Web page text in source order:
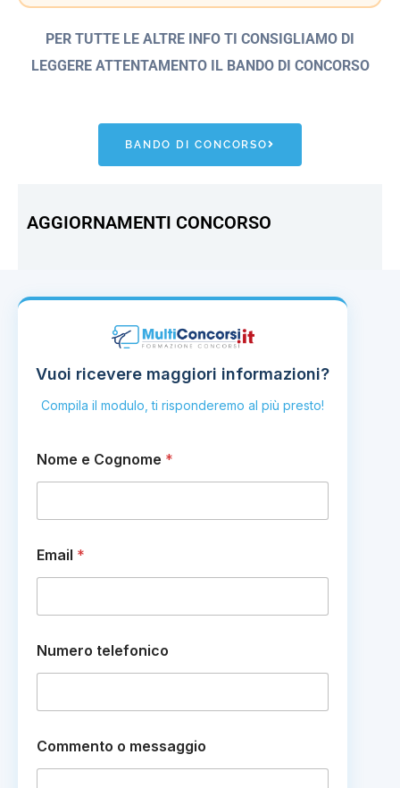
PER TUTTE LE ALTRE INFO TI CONSIGLIAMO DI
LEGGERE ATTENTAMENTO IL BANDO DI CONCORSO
BANDO DI CONCORSO
AGGIORNAMENTI CONCORSO
Vuoi ricevere maggiori informazioni?
Compila il modulo, ti risponderemo al più presto!
Nome e Cognome *
Email *
e
s
a
g
i
o
Numero telefonico
Commento o messaggio